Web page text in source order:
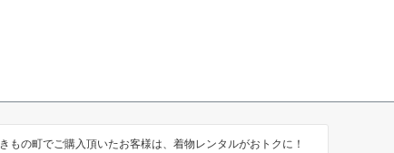
きもの町でご購入頂いたお客様は、着物レンタルがおトクに！